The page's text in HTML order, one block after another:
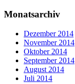
Monatsarchiv
Dezember 2014
November 2014
Oktober 2014
September 2014
August 2014
Juli 2014